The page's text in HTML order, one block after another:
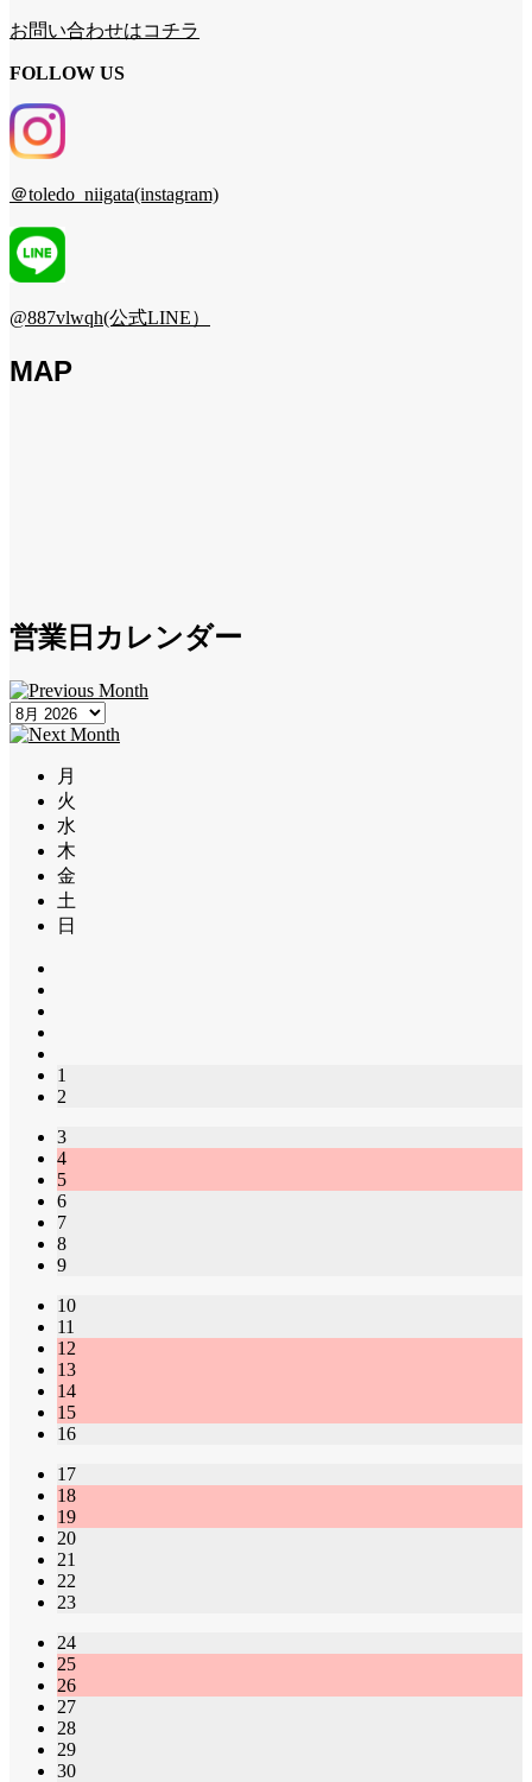
お問い合わせはコチラ
FOLLOW US
＠toledo_niigata(instagram)
@887vlwqh(公式LINE）
MAP
営業日カレンダー
月
火
水
木
金
土
日
1
2
3
4
5
6
7
8
9
10
11
12
13
14
15
16
17
18
19
20
21
22
23
24
25
26
27
28
29
30